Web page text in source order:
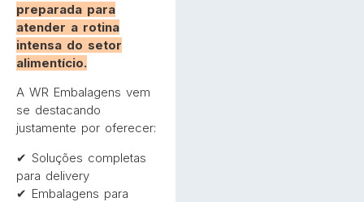
preparada para
atender a rotina
intensa do setor
alimentício.
A WR Embalagens vem
se destacando
justamente por oferecer:
✔ Soluções completas
para delivery
✔ Embalagens para